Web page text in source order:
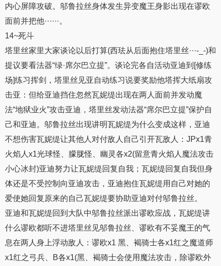
内心屏障攻破。邬鲁拉丝身体发生异变魔王身影出现在谬欧
面前并把他······。
14~死斗
塔里丝家里大家谈论以后打算(西珐从后面抱住塔里丝···-_-)和
提议要看法器“绿·席尔巴立提”。谈论完各自活动亚迪到[修练
场]练习挥剑，塔里丝见亚自动练习说要奖励他塔挥大纸扇攻
击亚：但给亚迪挡住忽然瓦妮缇出现在两人面前并发动魔
法“地狱业火”攻击亚迪，塔里丝发动法器“席尔巴立提”保护自
己和亚迪。邬鲁拉丝出现讲明瓦妮缇为什么变成这样，亚迪
不想伤害瓦妮缇让其他人对付敌人自己引开瓦敌人：JPx1青
火焰人x1光球怪、朦胧怪、幽灵各x2(留意青火焰人魔法攻击
小心冰封)亚迪努力让瓦妮缇回复自我；瓦妮缇回复自我但身
体还是不受控制向亚迪攻击，亚迪抱住瓦妮缇用自己对她的
爱使她回复原来的自己瓦妮缇要协助亚迪对付邬鲁拉丝。
亚迪和瓦妮缇回到大队中邬鲁拉丝派出谬欧应战，瓦妮缇讲
什么谬欧都听不进塔里丝见邬鲁拉丝、谬欧有不妥魔王的气
息在两人身上浮动敌人：谬欧x1 黑、褐骑士各x1红之魔道师
x1红之弓兵、B各x1(黑、褐骑士会使用魔法攻击，除谬欧外